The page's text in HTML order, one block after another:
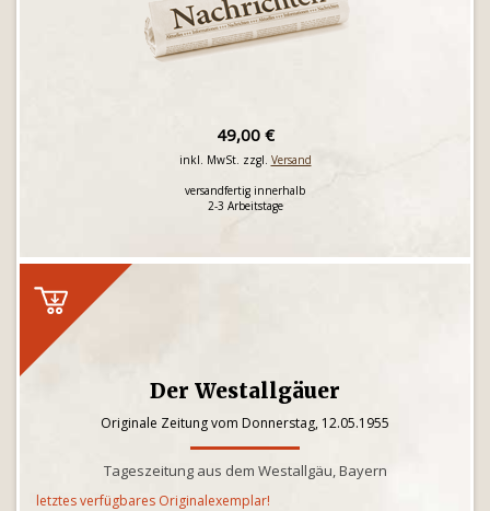
49,00 €
inkl. MwSt. zzgl. Versand
versandfertig innerhalb
2-3 Arbeitstage
Der Westallgäuer
Originale Zeitung vom Donnerstag, 12.05.1955
Tageszeitung aus dem Westallgäu, Bayern
letztes verfügbares Originalexemplar!